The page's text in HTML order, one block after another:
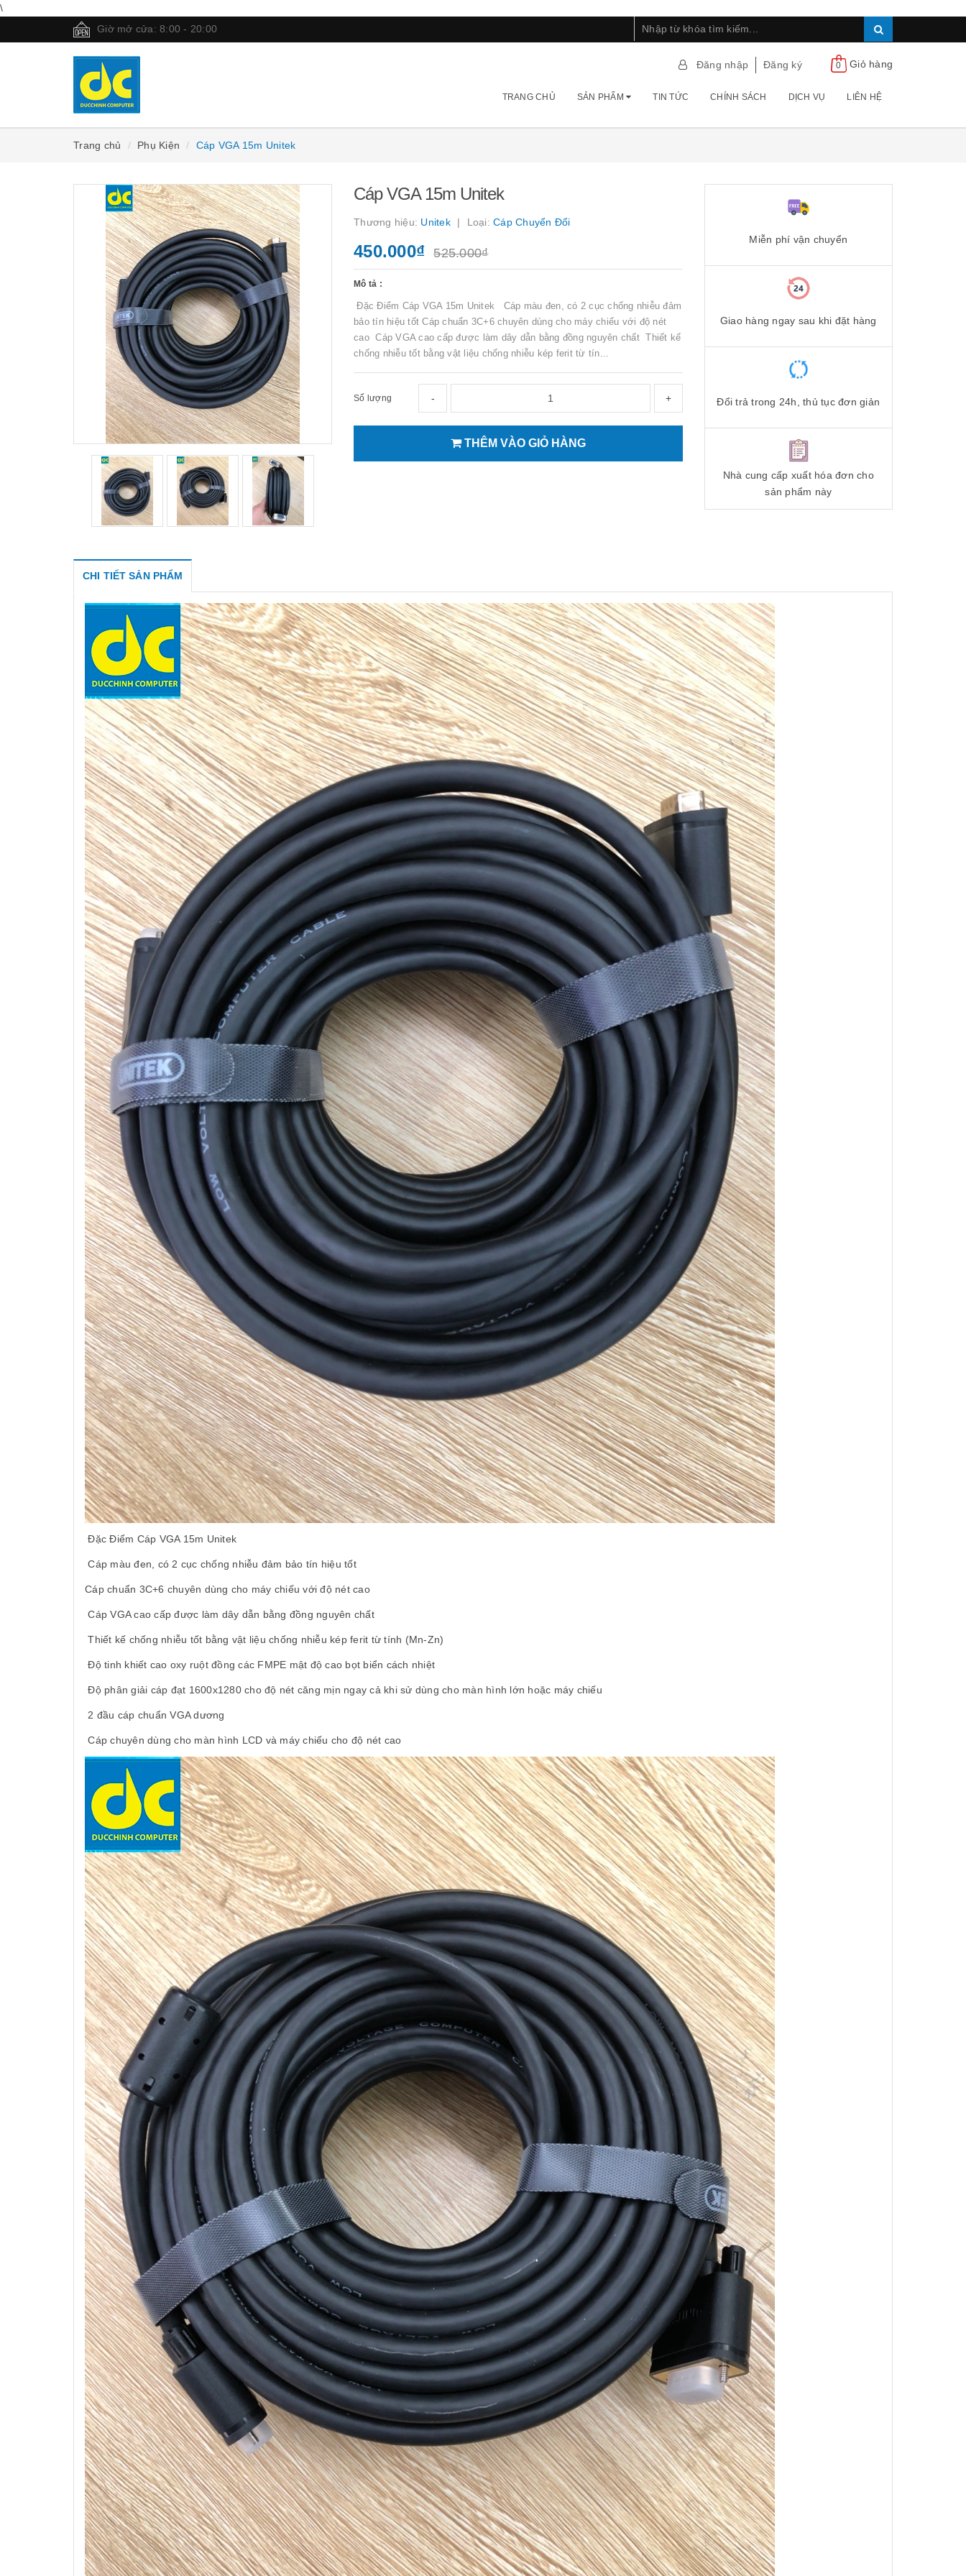
\
Giờ mở cửa: 8:00 - 20:00
Đăng nhập Đăng ký 0 Giỏ hàng
TRANG CHỦ SẢN PHẨM TIN TỨC CHÍNH SÁCH DỊCH VỤ LIÊN HỆ
Trang chủ Phụ Kiện Cáp VGA 15m Unitek
Cáp VGA 15m Unitek
Thương hiệu: Unitek Loại: Cáp Chuyển Đổi
450.000₫ 525.000₫
Mô tả :
Đặc Điểm Cáp VGA 15m Unitek Cáp màu đen, có 2 cục chống nhiễu đảm
bảo tín hiệu tốt Cáp chuẩn 3C+6 chuyên dùng cho máy chiếu với độ nét
cao Cáp VGA cao cấp được làm dây dẫn bằng đồng nguyên chất Thiết kế
chống nhiễu tốt bằng vật liệu chống nhiễu kép ferit từ tín...
Số lượng - +
THÊM VÀO GIỎ HÀNG
Miễn phí vận chuyển
Giao hàng ngay sau khi đặt hàng
Đổi trả trong 24h, thủ tục đơn giản
Nhà cung cấp xuất hóa đơn cho
sản phẩm này
CHI TIẾT SẢN PHẨM
Đặc Điểm Cáp VGA 15m Unitek
Cáp màu đen, có 2 cục chống nhiễu đảm bảo tín hiệu tốt
Cáp chuẩn 3C+6 chuyên dùng cho máy chiếu với độ nét cao
Cáp VGA cao cấp được làm dây dẫn bằng đồng nguyên chất
Thiết kế chống nhiễu tốt bằng vật liệu chống nhiễu kép ferit từ tính (Mn-Zn)
Độ tinh khiết cao oxy ruột đồng các FMPE mật độ cao bọt biển cách nhiệt
Độ phân giải cáp đạt 1600x1280 cho độ nét căng mịn ngay cả khi sử dùng cho màn hình lớn hoặc máy chiếu
2 đầu cáp chuẩn VGA dương
Cáp chuyên dùng cho màn hình LCD và máy chiếu cho độ nét cao